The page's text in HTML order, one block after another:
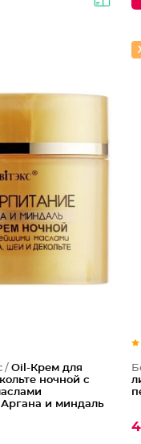
/ Oil-Крем для
ночной с
и миндаль